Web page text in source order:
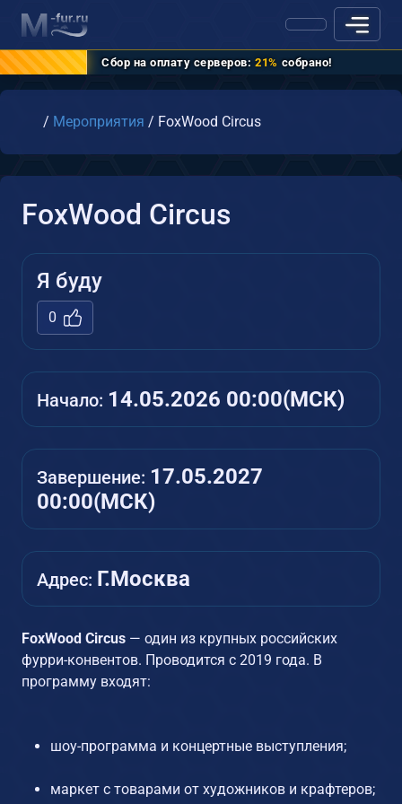
Сбор на оплату серверов: 21% собрано!
Главная
/ Мероприятия / FoxWood Circus
FoxWood Circus
Я буду
0
Начало: 14.05.2026 00:00(МСК)
Завершение: 17.05.2027
00:00(МСК)
Адрес: Г.Москва
FoxWood Circus — один из крупных российских
фурри-конвентов. Проводится с 2019 года. В
программу входят:
шоу-программа и концертные выступления;
маркет с товарами от художников и крафтеров;